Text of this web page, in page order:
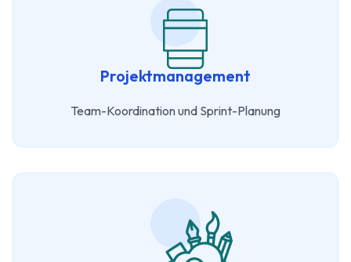
Projektmanagement
Team-Koordination und Sprint-Planung